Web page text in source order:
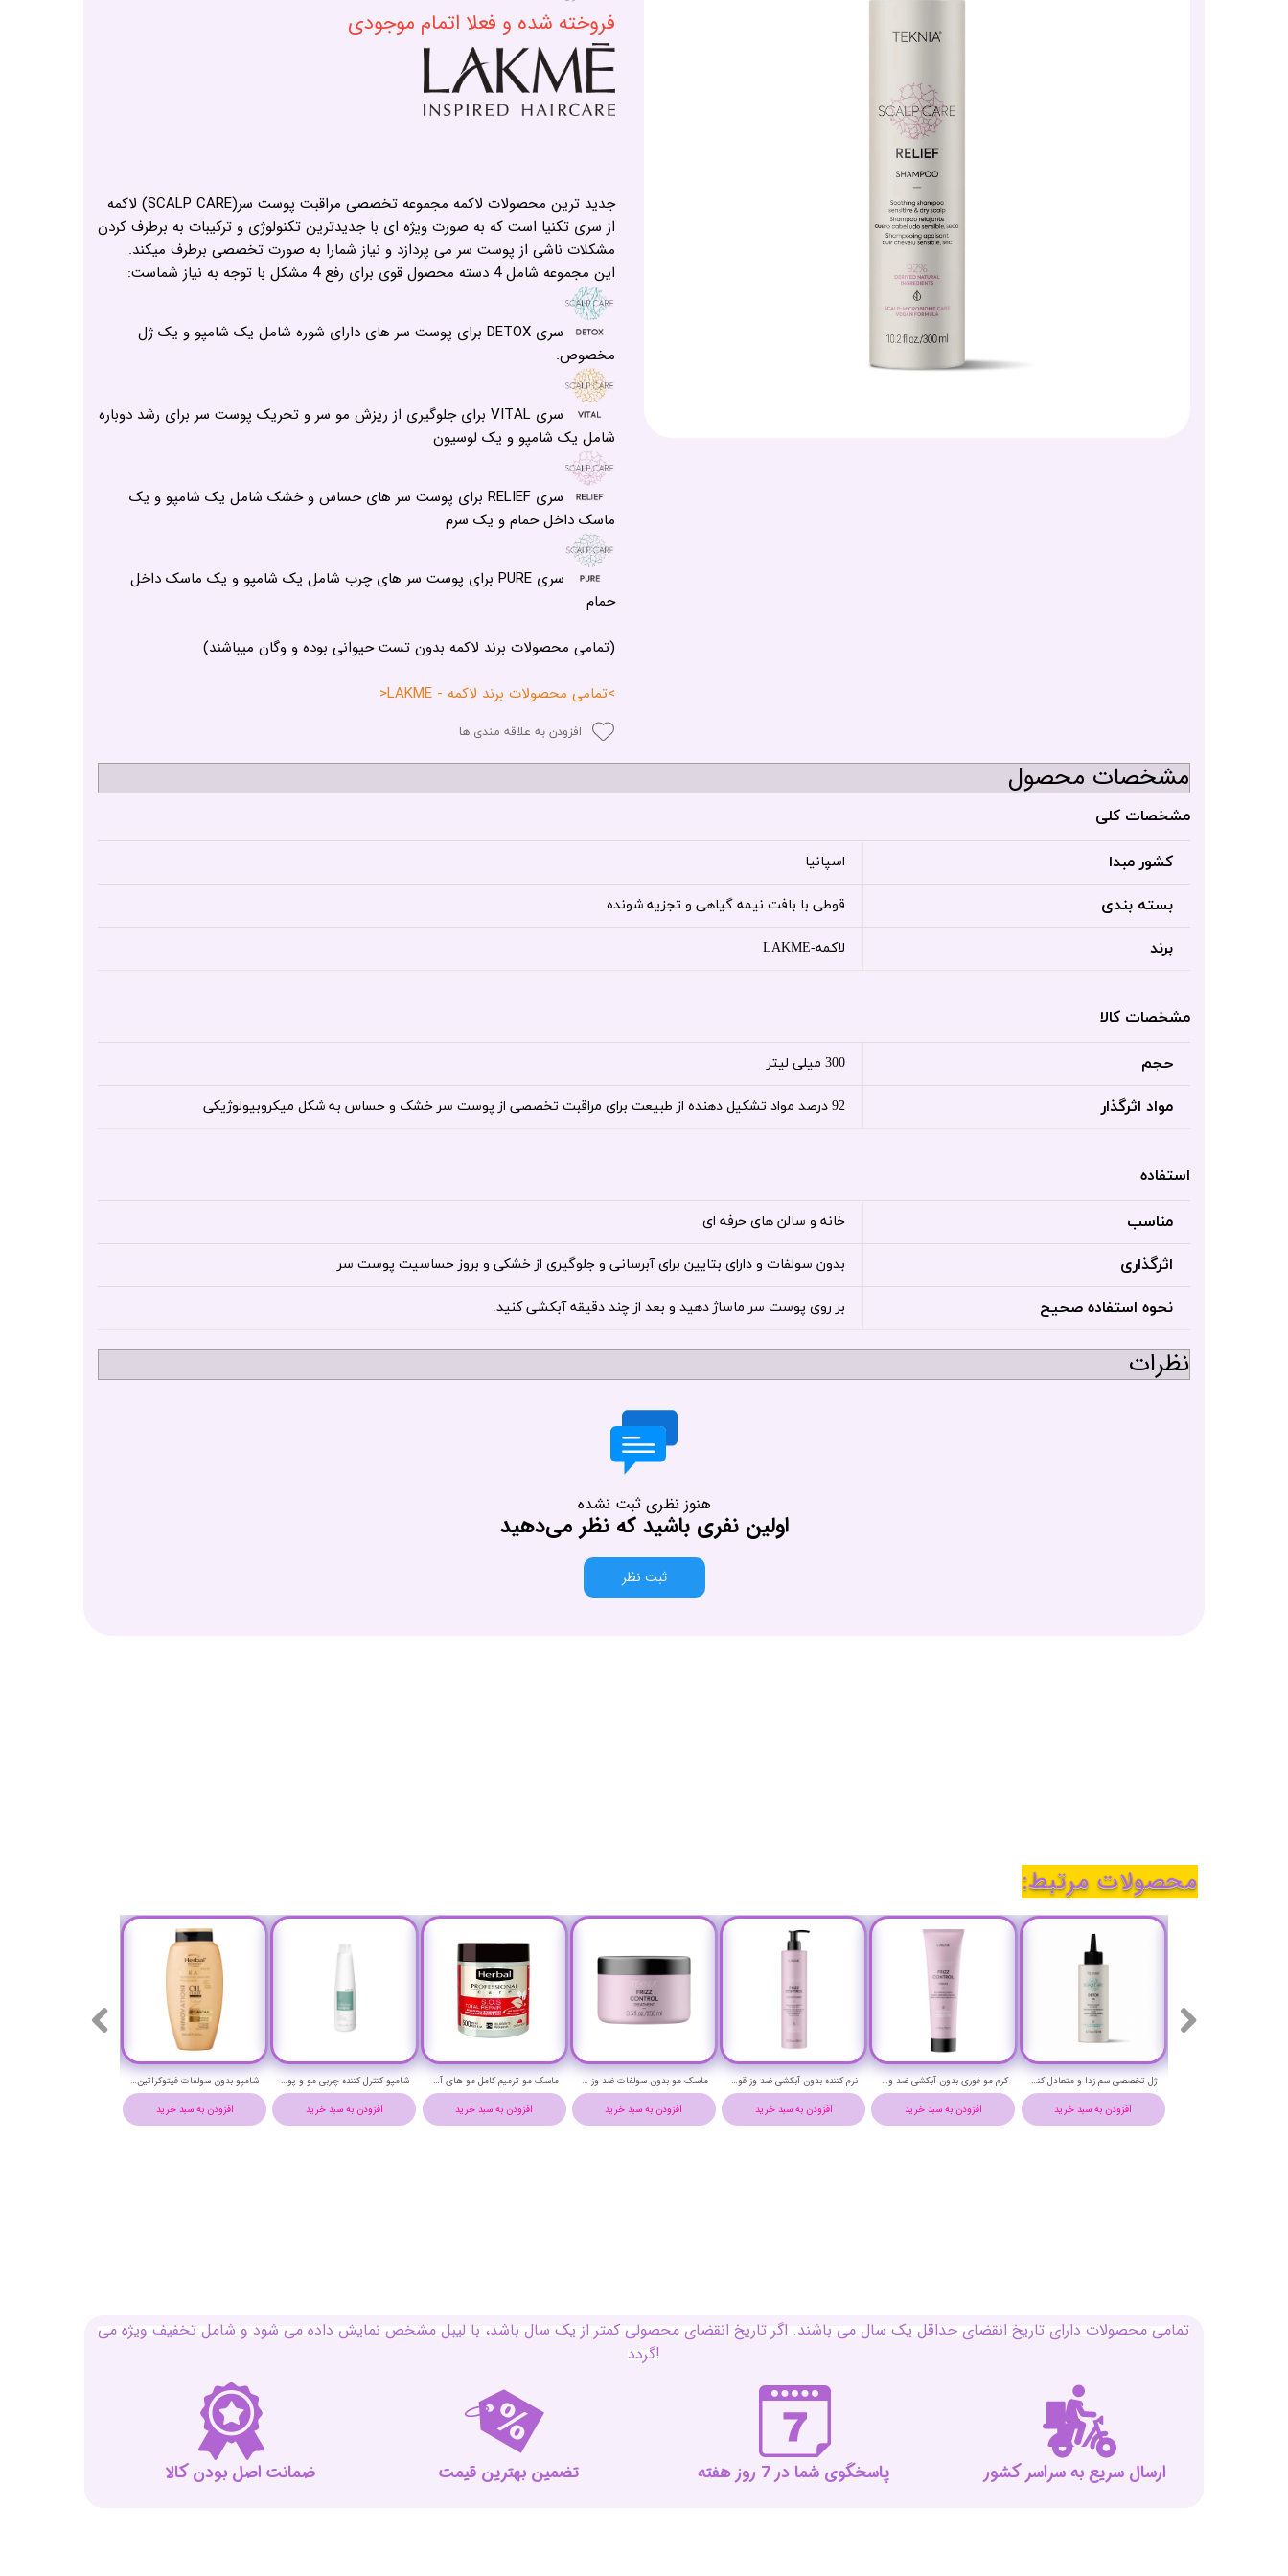
فروخته شده و فعلا اتمام موجودی
جدید ترین محصولات لاکمه مجموعه تخصصی مراقبت پوست سر(SCALP CARE) لاکمه
از سری تکنیا است که به صورت ویژه ای با جدیدترین تکنولوژی و ترکیبات به برطرف کردن
مشکلات ناشی از پوست سر می پردازد و نیاز شمارا به صورت تخصصی برطرف میکند.
این مجموعه شامل 4 دسته محصول قوی برای رفع 4 مشکل با توجه به نیاز شماست:
سری DETOX برای پوست سر های دارای شوره شامل یک شامپو و یک ژل
مخصوص.
سری VITAL برای جلوگیری از ریزش مو سر و تحریک پوست سر برای رشد دوباره
شامل یک شامپو و یک لوسیون
سری RELIEF برای پوست سر های حساس و خشک شامل یک شامپو و یک
ماسک داخل حمام و یک سرم
سری PURE برای پوست سر های چرب شامل یک شامپو و یک ماسک داخل
حمام
(تمامی محصولات برند لاکمه بدون تست حیوانی بوده و وگان میباشند)
>تمامی محصولات برند لاکمه - LAKME<
افزودن به علاقه مندی ها
مشخصات محصول
مشخصات کلی
کشور مبدا اسپانیا
بسته بندی قوطی با بافت نیمه گیاهی و تجزیه شونده
برند لاکمه-LAKME
مشخصات کالا
حجم 300 میلی لیتر
مواد اثرگذار 92 درصد مواد تشکیل دهنده از طبیعت برای مراقبت تخصصی از پوست سر خشک و حساس به شکل میکروبیولوژیکی
استفاده
مناسب خانه و سالن های حرفه ای
اثرگذاری بدون سولفات و دارای بتایین برای آبرسانی و جلوگیری از خشکی و بروز حساسیت پوست سر
نحوه استفاده صحیح بر روی پوست سر ماساژ دهید و بعد از چند دقیقه آبکشی کنید.
نظرات
هنوز نظری ثبت نشده
اولین نفری باشید که نظر می‌دهید
ثبت نظر
شامپو بدون سولفات فیتوکراتین آرگان هربال حجم 400 میلی لیتر - Herbal PHYTO KERATIN ARGAN shampoo 400 ml
افزودن به سبد خرید
شامپو کنترل کننده چربی مو و پوست سر لاکمه حجم 300 میلی لیتر- Lakme k.therapy purifying Shampoo
افزودن به سبد خرید
ماسک مو ترمیم کامل مو های آسیب دیده هربال حجم 500 میلی لیتر - Herbal S.O.S TOTAL REPAIR Hair Mask 500 ml
افزودن به سبد خرید
ماسک مو بدون سولفات ضد وز قوی (فریز کنترل) لاکمه حجم 250 میلی لیتر- Lakme TEKNIA FRIZZ CONTROL hair mask
افزودن به سبد خرید
نرم کننده بدون آبکشی ضد وز قوی (فریز کنترل) لاکمه حجم 300 میلی لیتر- Lakme TEKNIA FRIZZ CONTROL CONDITIONER
افزودن به سبد خرید
کرم مو فوری بدون آبکشی ضد وز قوی (فریز کنترل) لاکمه حجم 150 میلی لیتر - Lakme TEKNIA FRIZZ CONTROL CREAM
افزودن به سبد خرید
ژل تخصصی سم زدا و متعادل کننده پوست سر دارای شوره لاکمه حجم 150 میلی لیتر - LAKME TEKNIA SCALP CARE DETOX GEL
افزودن به سبد خرید
محصولات مرتبط:
تمامی محصولات دارای تاریخ انقضای حداقل یک سال می باشند. اگر تاریخ انقضای محصولی کمتر از یک سال باشد، با لیبل مشخص نمایش داده می شود و شامل تخفیف ویژه می
گردد!
ضمانت اصل بودن کالا تضمین بهترین قیمت پاسخگوی شما در 7 روز هفته ارسال سریع به سراسر کشور